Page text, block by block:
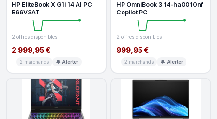
HP EliteBook X G1i 14 AI PC
B66V3AT
2 offres disponibles
2 999,95 €
2 marchands 🔔 Alerter
HP OmniBook 3 14-ha0010nf
Copilot PC
2 offres disponibles
999,95 €
2 marchands 🔔 Alerter